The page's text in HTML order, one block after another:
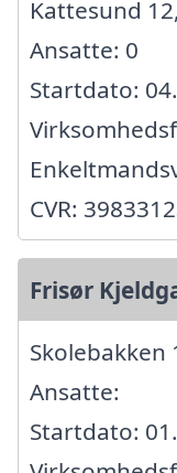
Kattesund
Ansatte: 0
Startdato:
CVR:
Frisør
Skolebakken
Ansatte:
Startdato: